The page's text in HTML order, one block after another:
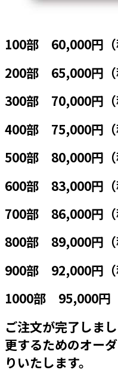
100部 60,000円（
200部 65,000円（
300部 70,000円（
400部 75,000円（
500部 80,000円（
600部 83,000円（
700部 86,000円（
800部 89,000円（
900部 92,000円（
1000部 95,000円
ご注文が完了しま
更するためのオー
りいたします。